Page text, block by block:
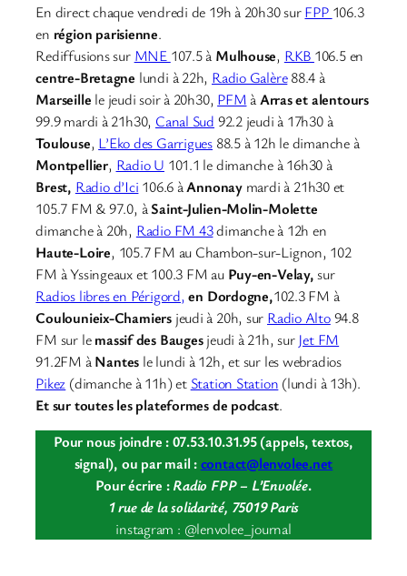
En direct chaque vendredi de 19h à 20h30 surFPP 106.3
en région parisienne.
Rediffusions sur MNE 107.5 à Mulhouse, RKB 106.5 en
centre-Bretagne lundi à 22h, Radio Galère88.4 à
Marseille le jeudi soir à 20h30, PFMàArras et alentours
99.9 mardi à 21h30, Canal Sud 92.2 jeudi à 17h30 à
Toulouse, L’Eko des Garrigues 88.5 à 12h le dimanche à
Montpellier, Radio U 101.1 le dimanche à 16h30 à
Brest, Radio d’Ici 106.6 àAnnonay mardi à 21h30 et
105.7 FM & 97.0, àSaint-Julien-Molin-Molette
dimanche à 20h, Radio FM 43dimanche à 12h en
Haute-Loire, 105.7 FM au Chambon-sur-Lignon, 102
FM à Yssingeaux et 100.3 FM au Puy-en-Velay,sur
Radios libres en Périgord, en Dordogne,102.3 FM à
Coulounieix-Chamiers jeudi à 20h, sur Radio Alto94.8
FM sur lemassif des Baugesjeudi à 21h, sur Jet FM
91.2FM àNantes le lundi à 12h, et sur les webradios
Pikez (dimanche à 11h) et Station Station (lundi à 13h).
Et sur toutes les plateformes de podcast.
Pour nous joindre : 07.53.10.31.95 (appels, textos,
signal), ou par mail :contact@lenvolee.net
Pour écrire :Radio FPP – L’Envolée.
1 rue de la solidarité, 75019 Paris
instagram : @lenvolee_journal